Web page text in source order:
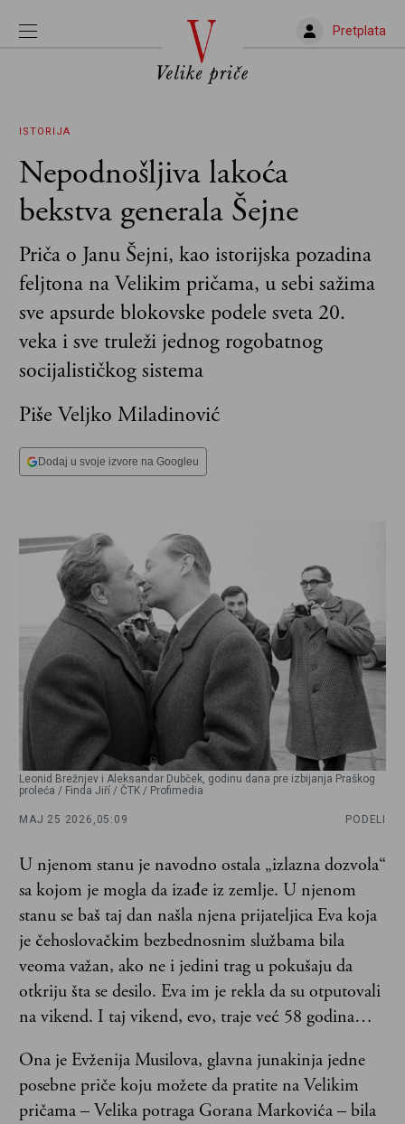
Pretplata
ISTORIJA
Nepodnošljiva lakoća
bekstva generala Šejne
Priča o Janu Šejni, kao istorijska pozadina
feljtona na Velikim pričama, u sebi sažima
sve apsurde blokovske podele sveta 20.
veka i sve truleži jednog rogobatnog
socijalističkog sistema
Piše Veljko Miladinović
Dodaj u svoje izvore na Googleu
Leonid Brežnjev i Aleksandar Dubček, godinu dana pre izbijanja Praškog
proleća / Finda Jiří / ČTK / Profimedia
MAJ 25 2026, 05:09 PODELI
U njenom stanu je navodno ostala „izlazna dozvola“
sa kojom je mogla da izađe iz zemlje. U njenom
stanu se baš taj dan našla njena prijateljica Eva koja
je čehoslovačkim bezbednosnim službama bila
veoma važan, ako ne i jedini trag u pokušaju da
otkriju šta se desilo. Eva im je rekla da su otputovali
na vikend. I taj vikend, evo, traje već 58 godina…
Ona je Evženija Musilova, glavna junakinja jedne
posebne priče koju možete da pratite na Velikim
pričama – Velika potraga Gorana Markovića – bila